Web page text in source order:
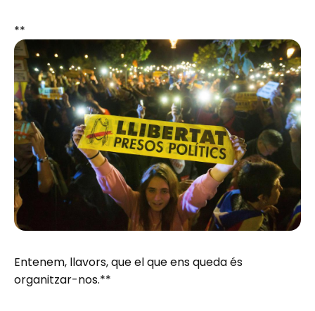
**
Entenem, llavors, que el que ens queda és
organitzar-nos.**